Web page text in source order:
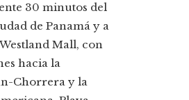
30 minutos del
de Panamá y a
Mall, con
hacia la
Chorrera y la